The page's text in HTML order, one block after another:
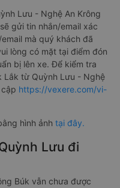
Lưu - Nghệ An Krông
gửi tin nhắn/email xác
mà quý khách đã
lòng có mặt tại điểm đón
bị lên xe. Để kiểm tra
Lắk từ Quỳnh Lưu - Nghệ
https://vexere.com/vi-
hình ảnh tại đây.
Lưu đi
Búk vẫn chưa được